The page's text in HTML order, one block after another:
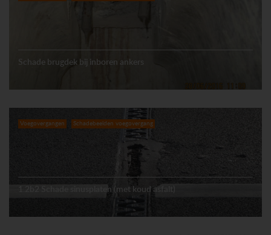
Schade brugdek bij inboren ankers
Voegovergangen Schadebeelden voegovergang
1.2b2 Schade sinusplaten (met koud asfalt)